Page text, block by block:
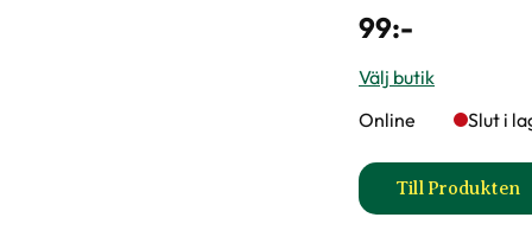
99:-
Välj butik
Online
Slut i
Till Produkten
till Ros-